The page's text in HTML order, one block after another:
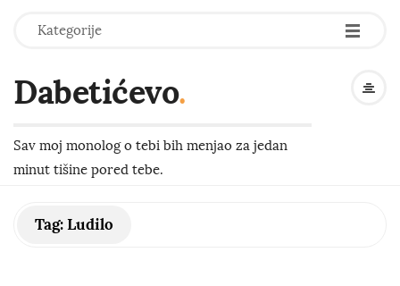
Kategorije -
-
-
Dabetićevo.
Sav moj monolog o tebi bih menjao za jedan
minut tišine pored tebe.
Tag:Ludilo